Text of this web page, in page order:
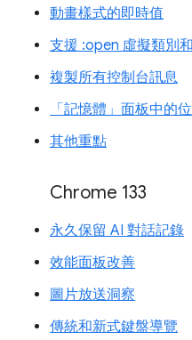
動畫樣式的即時值
支援 :open 虛擬類別
複製所有控制台訊息
「記憶體」面板中的
其他重點
Chrome 133
永久保留 AI 對話記錄
效能面板改善
圖片放送洞察
傳統和新式鍵盤導覽